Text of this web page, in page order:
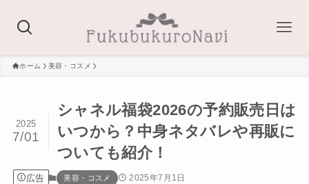
ホーム 美容・コスメ
シャネル福袋2026の予約販売日は
いつから？中身ネタバレや再販に
ついても紹介！
2025
7/01
広告 美容・コスメ 2025年7月1日